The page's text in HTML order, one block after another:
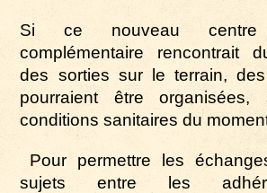
Si ce nouveau centre
complémentaire rencontrait
des sorties sur le terrain,
pourraient être organisées,
conditions sanitaires du
Pour permettre les
sujets entre les